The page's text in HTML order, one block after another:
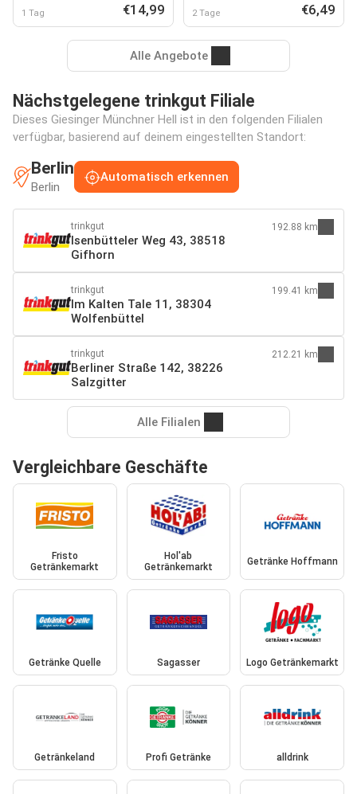
1 Tag €14,99 2 Tage €6,49
Alle Angebote
Nächstgelegene trinkgut Filiale
Dieses Giesinger Münchner Hell ist in den folgenden Filialen
verfügbar, basierend auf deinem eingestellten Standort:
Berlin
Berlin
Automatisch erkennen
trinkgut
Isenbütteler Weg 43, 38518
Gifhorn
192.88 km
trinkgut
Im Kalten Tale 11, 38304
Wolfenbüttel
199.41 km
trinkgut
Berliner Straße 142, 38226
Salzgitter
212.21 km
Alle Filialen
Vergleichbare Geschäfte
Fristo
Getränkemarkt
Hol'ab
Getränkemarkt
Getränke Hoffmann
Getränke Quelle Sagasser Logo Getränkemarkt
Getränkeland Profi Getränke alldrink